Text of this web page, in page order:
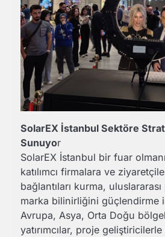
SolarEX İstanbul Sektöre
Sunuyor
SolarEX İstanbul bir fuar
katılımcı firmalara ve
bağlantıları kurma,
marka bilinirliğini güçlendirme
Avrupa, Asya, Orta Doğu
yatırımcılar, proje